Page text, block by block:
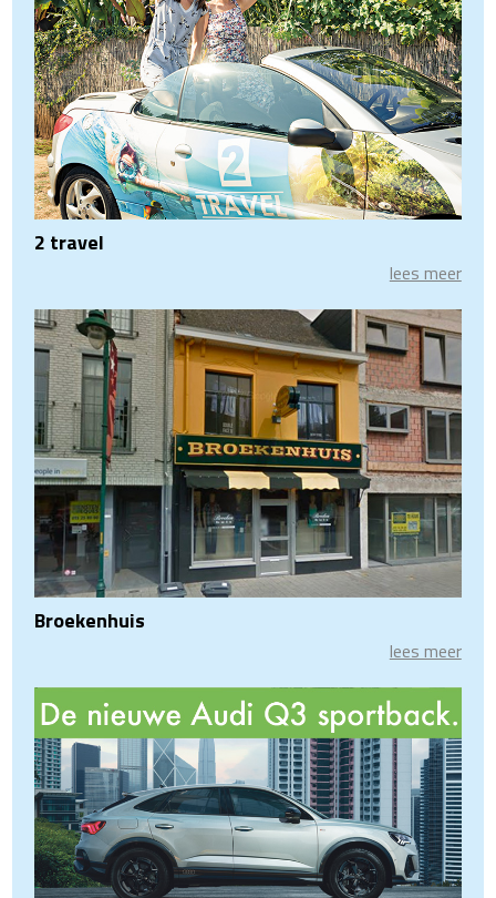
2 travel
lees meer
Broekenhuis
lees meer